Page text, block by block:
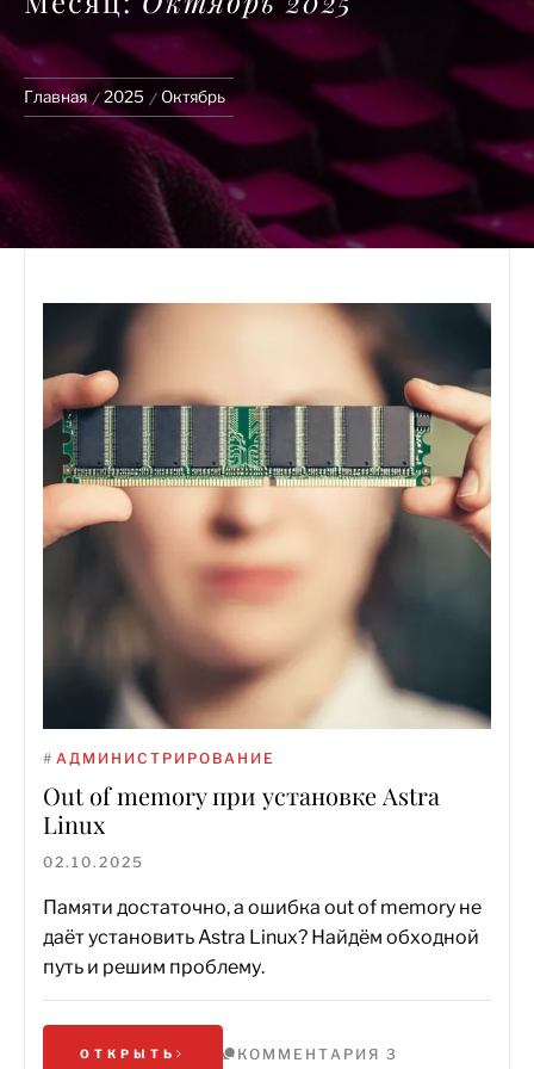
Главная 2025 Октябрь
# АДМИНИСТРИРОВАНИЕ
Out of memory при установке Astra
Linux
02.10.2025
Памяти достаточно, а ошибка out of memory не
даёт установить Astra Linux? Найдём обходной
путь и решим проблему.
ОТКРЫТЬ КОММЕНТАРИЯ 3